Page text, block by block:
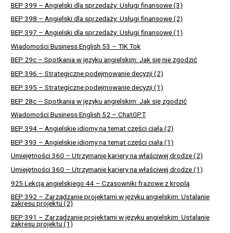
BEP 399 – Angielski dla sprzedaży: Usługi finansowe (3)
BEP 398 – Angielski dla sprzedaży: Usługi finansowe (2)
BEP 397 – Angielski dla sprzedaży: Usługi finansowe (1)
Wiadomości Business English 53 – TIK Tok
BEP 29c – Spotkania w języku angielskim: Jak się nie zgodzić
BEP 396 – Strategiczne podejmowanie decyzji (2)
BEP 395 – Strategiczne podejmowanie decyzji (1)
BEP 28c – Spotkania w języku angielskim: Jak się zgodzić
Wiadomości Business English 52 – ChatGPT
BEP 394 – Angielskie idiomy na temat części ciała (2)
BEP 393 – Angielskie idiomy na temat części ciała (1)
Umiejętności 360 – Utrzymanie kariery na właściwej drodze (2)
Umiejętności 360 – Utrzymanie kariery na właściwej drodze (1)
925 Lekcja angielskiego 44 – Czasowniki frazowe z kroplą
BEP 392 – Zarządzanie projektami w języku angielskim: Ustalanie
zakresu projektu (2)
BEP 391 – Zarządzanie projektami w języku angielskim: Ustalanie
zakresu projektu (1)